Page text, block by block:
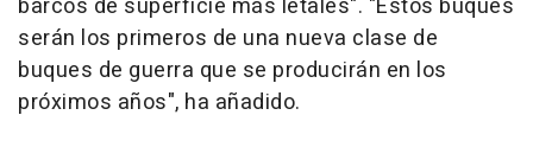
barcos de superficie más letales". "Estos buques
serán los primeros de una nueva clase de
buques de guerra que se producirán en los
próximos años", ha añadido.